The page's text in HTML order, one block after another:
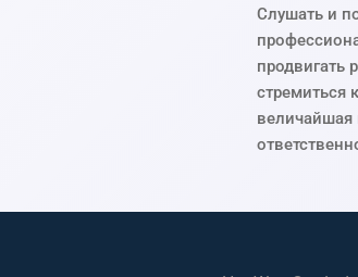
Слушать и
продвигать
стремиться
величайшая